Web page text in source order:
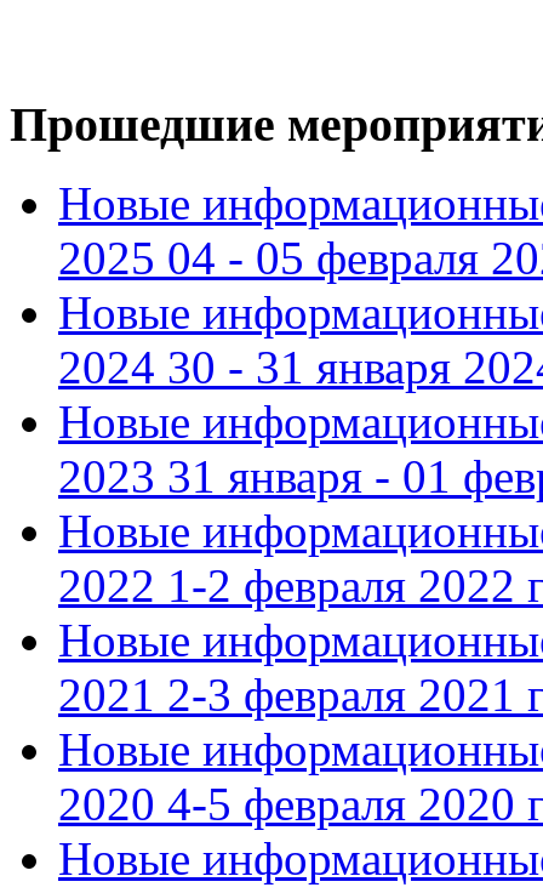
Прошедшие
Новые
2025 04 - 05 февраля
Новые
2024 30 - 31 января
Новые
2023 31 января - 01
Новые
2022 1-2 февраля 2022
Новые
2021 2-3 февраля 2021
Новые
2020 4-5 февраля 2020
Новые